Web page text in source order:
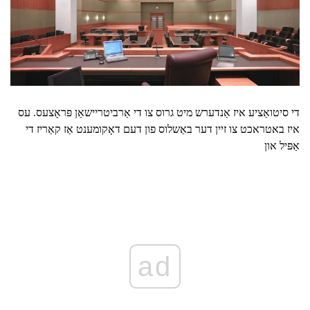
די סיטואַציע איז אַנדערש מיט גרוס צו די אַרביטריישאַן פּראָצעס. עס
איז באטראכט צו זיין דער באַשלוס פון דעם דאָקומענט אַז קאַריז די
אַפּיל און
ad